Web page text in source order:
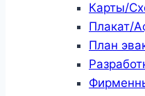
Карты/
Плакат/
План